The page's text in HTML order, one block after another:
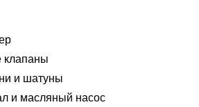
клапаны
и шатуны
и масляный насос